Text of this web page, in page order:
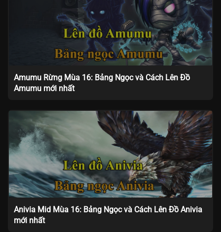
Amumu Rừng Mùa 16: Bảng Ngọc và Cách Lên Đồ
Amumu mới nhất
Anivia Mid Mùa 16: Bảng Ngọc và Cách Lên Đồ Anivia
mới nhất